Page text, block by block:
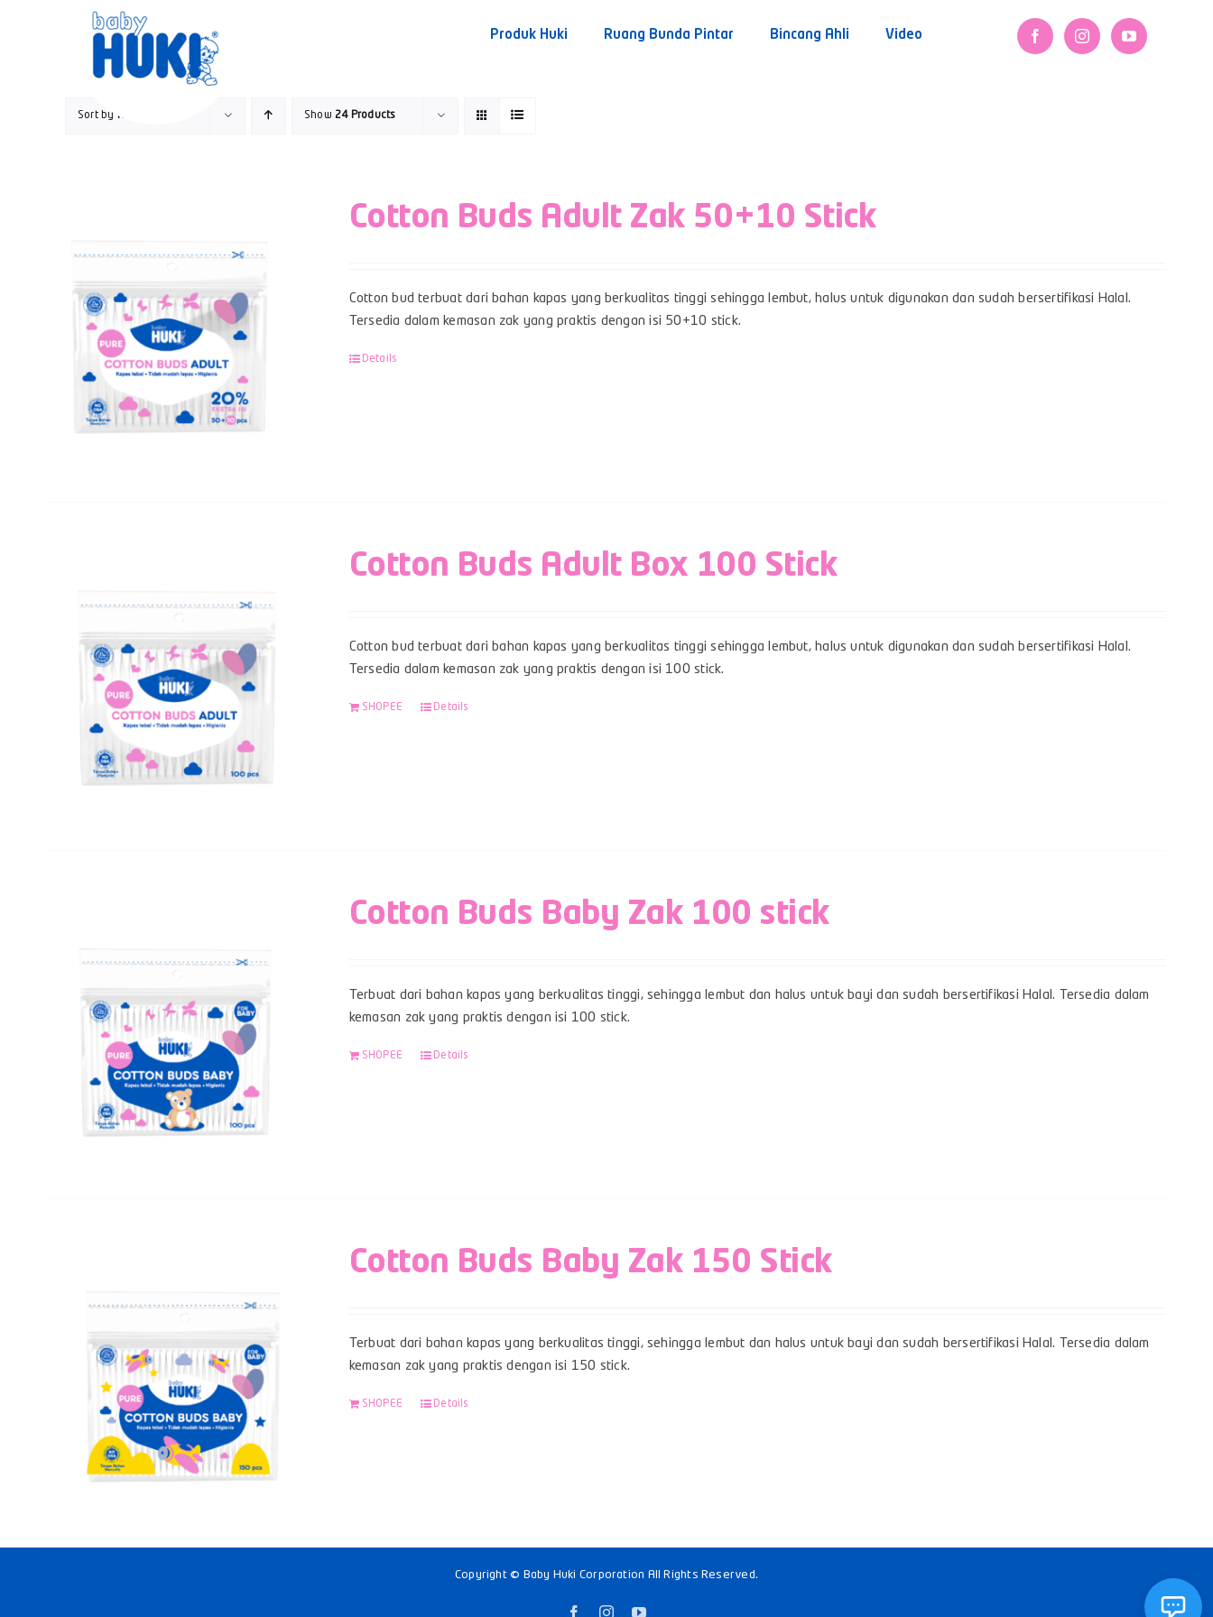
Produk Huki Ruang Bunda Pintar Bincang Ahli Video
Sort by Rating Show24 Products
Cotton Buds Adult Zak 50+10 Stick
Cotton bud terbuat dari bahan kapas yang berkualitas tinggi sehingga lembut, halus untuk digunakan dan sudah bersertifikasi Halal.
Tersedia dalam kemasan zak yang praktis dengan isi 50+10 stick.
Details
Cotton Buds Adult Box 100 Stick
Cotton bud terbuat dari bahan kapas yang berkualitas tinggi sehingga lembut, halus untuk digunakan dan sudah bersertifikasi Halal.
Tersedia dalam kemasan zak yang praktis dengan isi 100 stick.
SHOPEE Details
Cotton Buds Baby Zak 100 stick
Terbuat dari bahan kapas yang berkualitas tinggi, sehingga lembut dan halus untuk bayi dan sudah bersertifikasi Halal. Tersedia dalam
kemasan zak yang praktis dengan isi 100 stick.
SHOPEE Details
Cotton Buds Baby Zak 150 Stick
Terbuat dari bahan kapas yang berkualitas tinggi, sehingga lembut dan halus untuk bayi dan sudah bersertifikasi Halal. Tersedia dalam
kemasan zak yang praktis dengan isi 150 stick.
SHOPEE Details
Copyright © Baby Huki Corporation All Rights Reserved.
FacebookInstagramYouTube